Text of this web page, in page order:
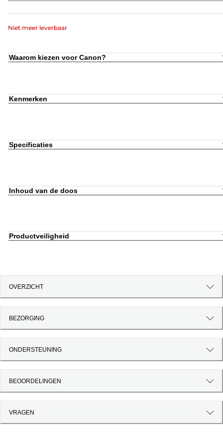
Niet meer leverbaar
Waarom kiezen voor Canon?
Kenmerken
Specificaties
Inhoud van de doos
Productveiligheid
OVERZICHT
BEZORGING
ONDERSTEUNING
BEOORDELINGEN
VRAGEN